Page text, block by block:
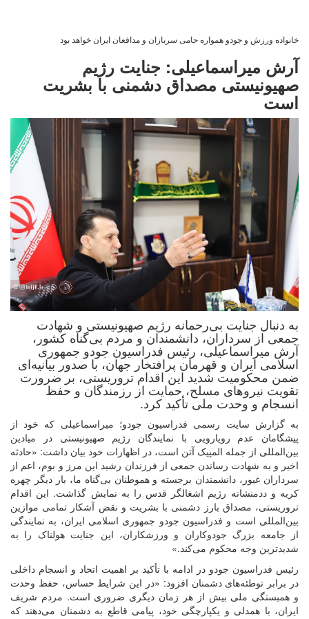
خانواده ورزش و جودو همواره حامی سربازان و مدافعان ایران خواهد بود
آرش میراسماعیلی: جنایت رژیم
صهیونیستی مصداق دشمنی با بشریت
است
به دنبال جنایت بی‌رحمانه رژیم صهیونیستی و شهادت
جمعی از سرداران، دانشمندان و مردم بی‌گناه کشور،
آرش میراسماعیلی، رئیس فدراسیون جودو جمهوری
اسلامی ایران و قهرمان پرافتخار جهان، با صدور بیانیه‌ای
ضمن محکومیت شدید این اقدام تروریستی، بر ضرورت
تقویت نیروهای مسلح، حمایت از رزمندگان و حفظ
انسجام و وحدت ملی تأکید کرد.
به گزارش سایت رسمی فدراسیون جودو؛ میراسماعیلی که خود از
پیشگامان عدم رویارویی با نمایندگان رژیم صهیونیستی در میادین
بین‌المللی از جمله المپیک آتن است، در اظهارات خود بیان داشت: «حادثه
اخیر و به شهادت رساندن جمعی از فرزندان رشید این مرز و بوم، اعم از
سرداران غیور، دانشمندان برجسته و هموطنان بی‌گناه ما، بار دیگر چهره
کریه و ددمنشانه رژیم اشغالگر قدس را به نمایش گذاشت. این اقدام
تروریستی، مصداق بارز دشمنی با بشریت و نقض آشکار تمامی موازین
بین‌المللی است و فدراسیون جودو جمهوری اسلامی ایران، به نمایندگی
از جامعه بزرگ جودوکاران و ورزشکاران، این جنایت هولناک را به
شدیدترین وجه محکوم می‌کند.»
رئیس فدراسیون جودو در ادامه با تأکید بر اهمیت اتحاد و انسجام داخلی
در برابر توطئه‌های دشمنان افزود: «در این شرایط حساس، حفظ وحدت
و همبستگی ملی بیش از هر زمان دیگری ضروری است. مردم شریف
ایران، با همدلی و یکپارچگی خود، پیامی قاطع به دشمنان می‌دهند که